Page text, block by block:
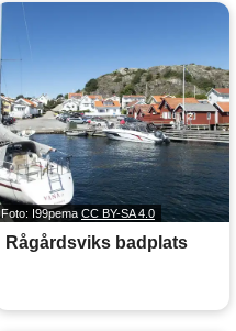
Foto: I99pema CC BY-SA 4.0
Rågårdsviks badplats